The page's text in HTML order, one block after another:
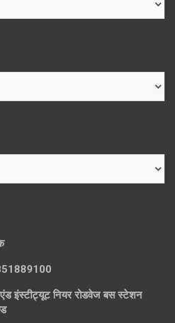
इंस्टीट्यूट नियर रोडवेज बस स्टेशन